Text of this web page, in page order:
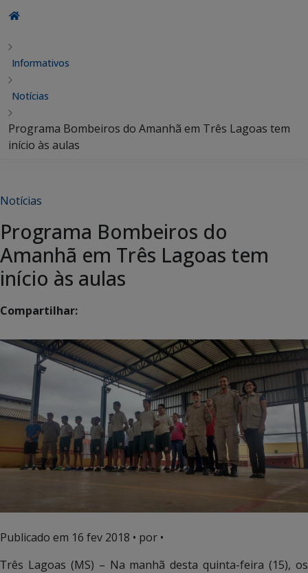
Informativos
Notícias
Programa Bombeiros do Amanhã em Três Lagoas tem
início às aulas
Notícias
Programa Bombeiros do
Amanhã em Três Lagoas tem
início às aulas
Compartilhar:
Publicado em 16 fev 2018 • por •
Três Lagoas (MS) – Na manhã desta quinta-feira (15), os